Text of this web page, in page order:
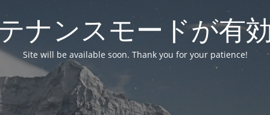
ナンスモードが有
Site will be available soon. Thank you for your patience!